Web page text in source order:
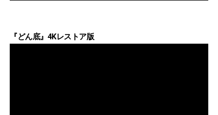
『どん底』4Kレストア版